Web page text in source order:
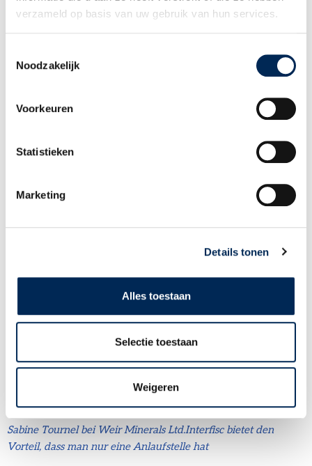
verzameld op basis van uw gebruik van hun services.
Noodzakelijk
Voorkeuren
Statistieken
Marketing
Details tonen
Alles toestaan
Selectie toestaan
Weigeren
HANDBUCH FÜR URLAUBSERFASSUNG
HÄUFIG GESTELLTE FRAGEN ÜBER DAS PORTAL
Question 1: I have to enter an "Authentication code".
Question 2: Making a new password, this doesn't
Questions 3: My "Authentication code" no longer
works. I have another phone or my phone has been
didn’t receive the e-mail from Software Gemak/Unit4.
eigener vertrauter Ansprechpartner im Ausland
Sabine Tournel bei Weir Minerals Ltd.Interfisc bietet den
Vorteil, dass man nur eine Anlaufstelle hat